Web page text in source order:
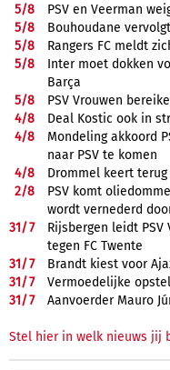
5/8
PSV en Veerman
5/8
Bouhoudane
5/8
Rangers FC meldt
5/8
Inter moet dokken
Barça
5/8
PSV Vrouwen
4/8
Deal Kostic ook in
4/8
Mondeling akkoord
naar PSV te komen
4/8
Drommel keert terug
2/8
PSV komt
wordt vernederd
31/7
Rijsbergen leidt
tegen FC Twente
31/7
Brandt kiest voor
31/7
Vermoedelijke
31/7 Aanvoerder Mauro
Stel hier in welk nieuws jij